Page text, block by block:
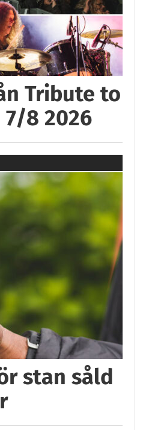
Tribute to
8 2026
stan såld